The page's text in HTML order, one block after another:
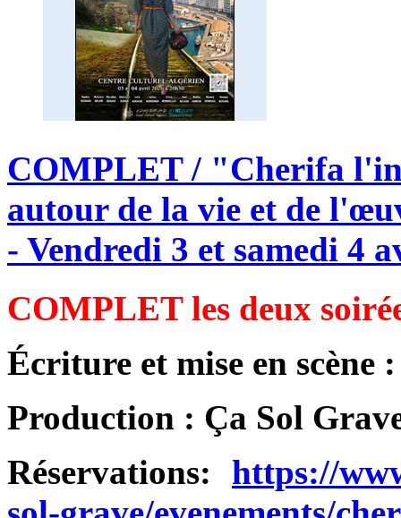
COMPLET / "Cherifa
autour de la vie et de
- Vendredi 3 et samedi 4
COMPLET les deux
Écriture et mise en
Production : Ça Sol
Réservations: https://